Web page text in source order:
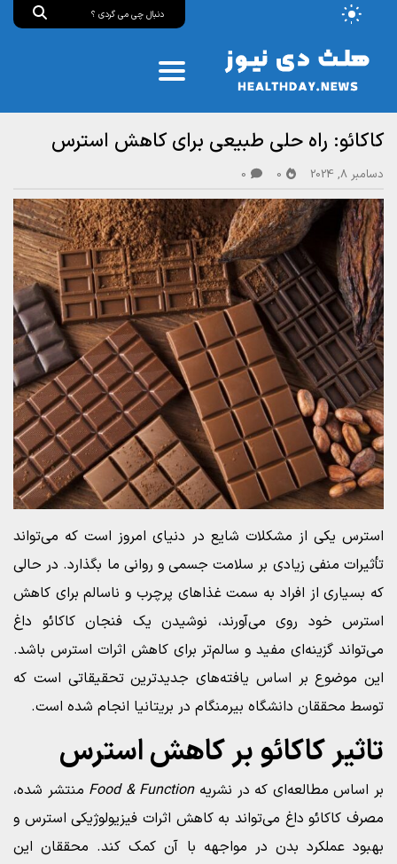
کاکائو: راه حلی طبیعی برای کاهش استرس
دسامبر 8, 2024 0
0
استرس یکی از مشکلات شایع در دنیای امروز است که می‌تواند
تأثیرات منفی زیادی بر سلامت جسمی و روانی ما بگذارد. در حالی
که بسیاری از افراد به سمت غذاهای پرچرب و ناسالم برای کاهش
استرس خود روی می‌آورند، نوشیدن یک فنجان کاکائو داغ
می‌تواند گزینه‌ای مفید و سالم‌تر برای کاهش اثرات استرس باشد.
این موضوع بر اساس یافته‌های جدیدترین تحقیقاتی است که
توسط محققان دانشگاه بیرمنگام در بریتانیا انجام شده است.
تاثیر کاکائو بر کاهش استرس
بر اساس مطالعه‌ای که در نشریهFood & Function منتشر شده،
مصرف کاکائو داغ می‌تواند به کاهش اثرات فیزیولوژیکی استرس و
بهبود عملکرد بدن در مواجهه با آن کمک کند. محققان این